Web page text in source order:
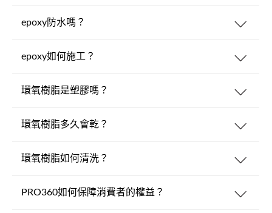
epoxy防水嗎？
epoxy如何施工？
環氧樹脂是塑膠嗎？
環氧樹脂多久會乾？
環氧樹脂如何清洗？
PRO360如何保障消費者的權益？